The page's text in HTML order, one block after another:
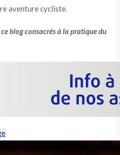
aventure cycliste.
blog consacrés à la pratique du